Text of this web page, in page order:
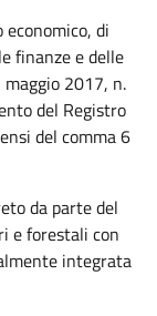
di
finanze e delle
2017, n.
del Registro
del comma 6
da parte del
e forestali con
integrata